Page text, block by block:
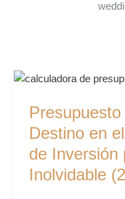
Destino en
de Inversión
Inolvidable
Presupuesto
una
Boda
Destino
en